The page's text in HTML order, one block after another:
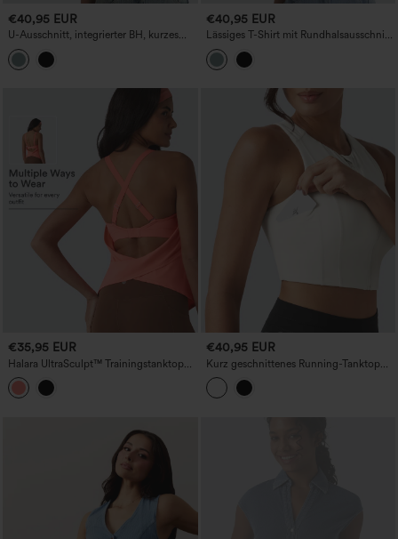
€40,95 EUR
U-Ausschnitt, integrierter BH, kurzes
lässiges Tanktop, Cup-Größen B-E
€40,95 EUR
Lässiges T-Shirt mit Rundhalsausschnitt,
kurzen Ärmeln und integriertem BH - für
Körbchengrößen B–E
€35,95 EUR
Halara UltraSculpt™ Trainingstanktop
mit integriertem BH, verstellbarer
Schnalle und überkreuzten,
rückenfreien Trägern
€40,95 EUR
Kurz geschnittenes Running-Tanktop
mit Rundhalsausschnitt, integriertem
BH, InstantCool‑Technologie, schnell
trocknend, mit Taschen – UPF50+